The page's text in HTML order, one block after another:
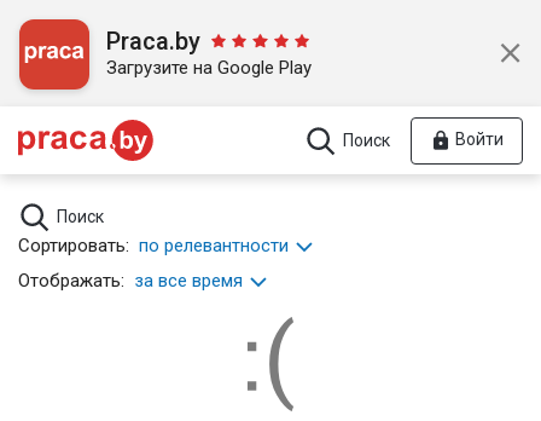
Praca.by
Загрузите на Google Play
Поиск Войти
Поиск
Сортировать: по релевантности
Отображать: за все время